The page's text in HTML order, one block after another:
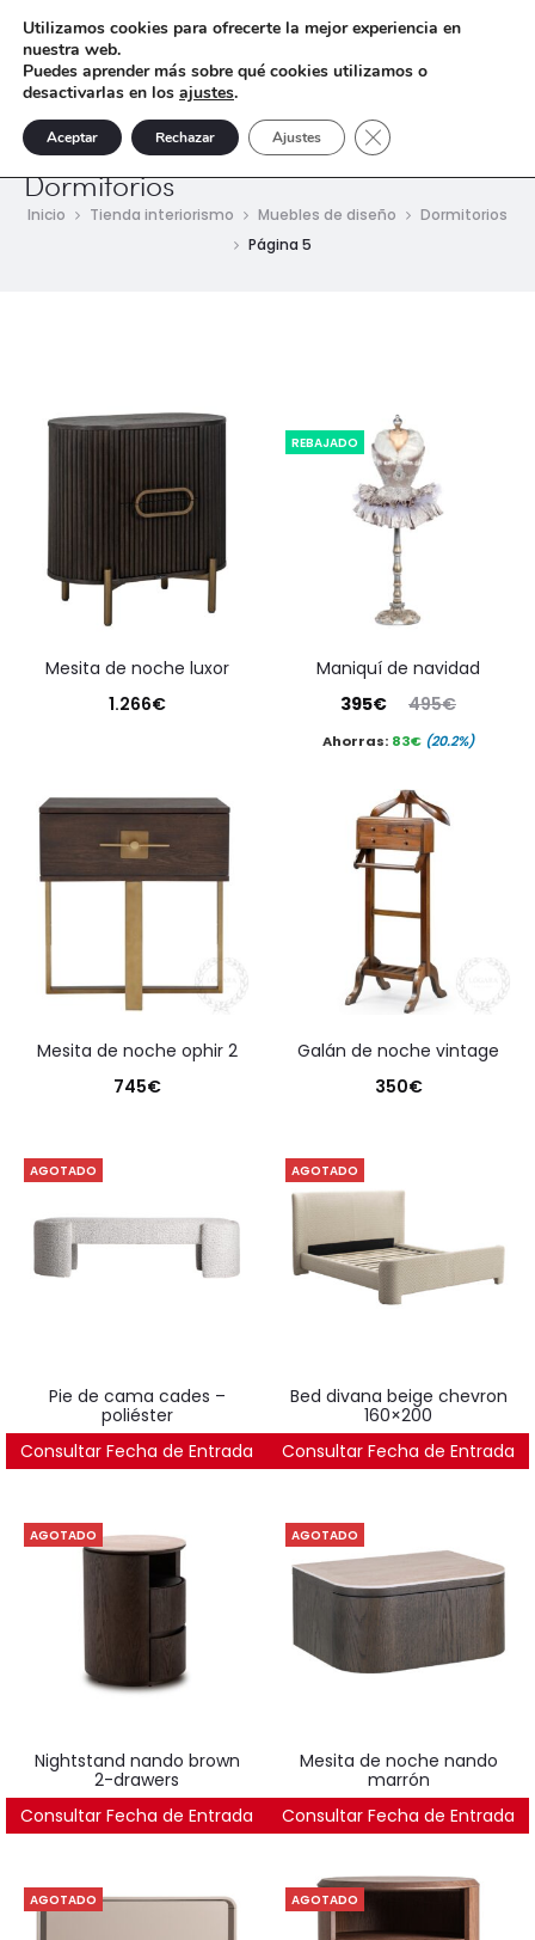
Dormitorios
Inicio Tienda interiorismo Muebles de diseño
Dormitorios
Página 5
mesita de noche luxor
1.266€
REBAJADO
maniquí de navidad
495€
El
precio
era:
495€.
395€
precioAhorras: 83€ (20.2%)
mesita de noche ophir 2
745€
galán de noche vintage
350€
AGOTADO
pie de cama cades –
poliéster
502€
Consultar Fecha de Entrada
AGOTADO
bed divana beige chevron
160×200
1.791€
Consultar Fecha de Entrada
AGOTADO
nightstand nando brown
2-drawers
823€
Consultar Fecha de Entrada
AGOTADO
mesita de noche nando
marrón
380€
Consultar Fecha de Entrada
AGOTADO AGOTADO
Utilizamos cookies para ofrecerte la mejor experiencia en
nuestra web.
Puedes aprender más sobre qué cookies utilizamos o
desactivarlas en los ajustes.
Aceptar Rechazar Ajustes Cerrar el banner de